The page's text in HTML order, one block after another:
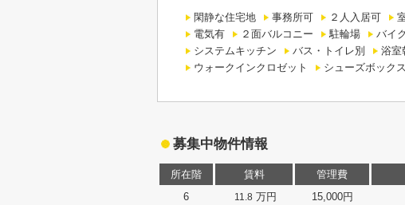
閑静な住宅地 事務所可 ２人入居可
電気有
２面バルコニー 駐輪場 バイ
システムキッチン
バス・トイレ別 浴室
ウォークインクロゼット
シューズボックス
募集中物件情報
所在階 賃料 管理費
6
11.8 万円 15,000円